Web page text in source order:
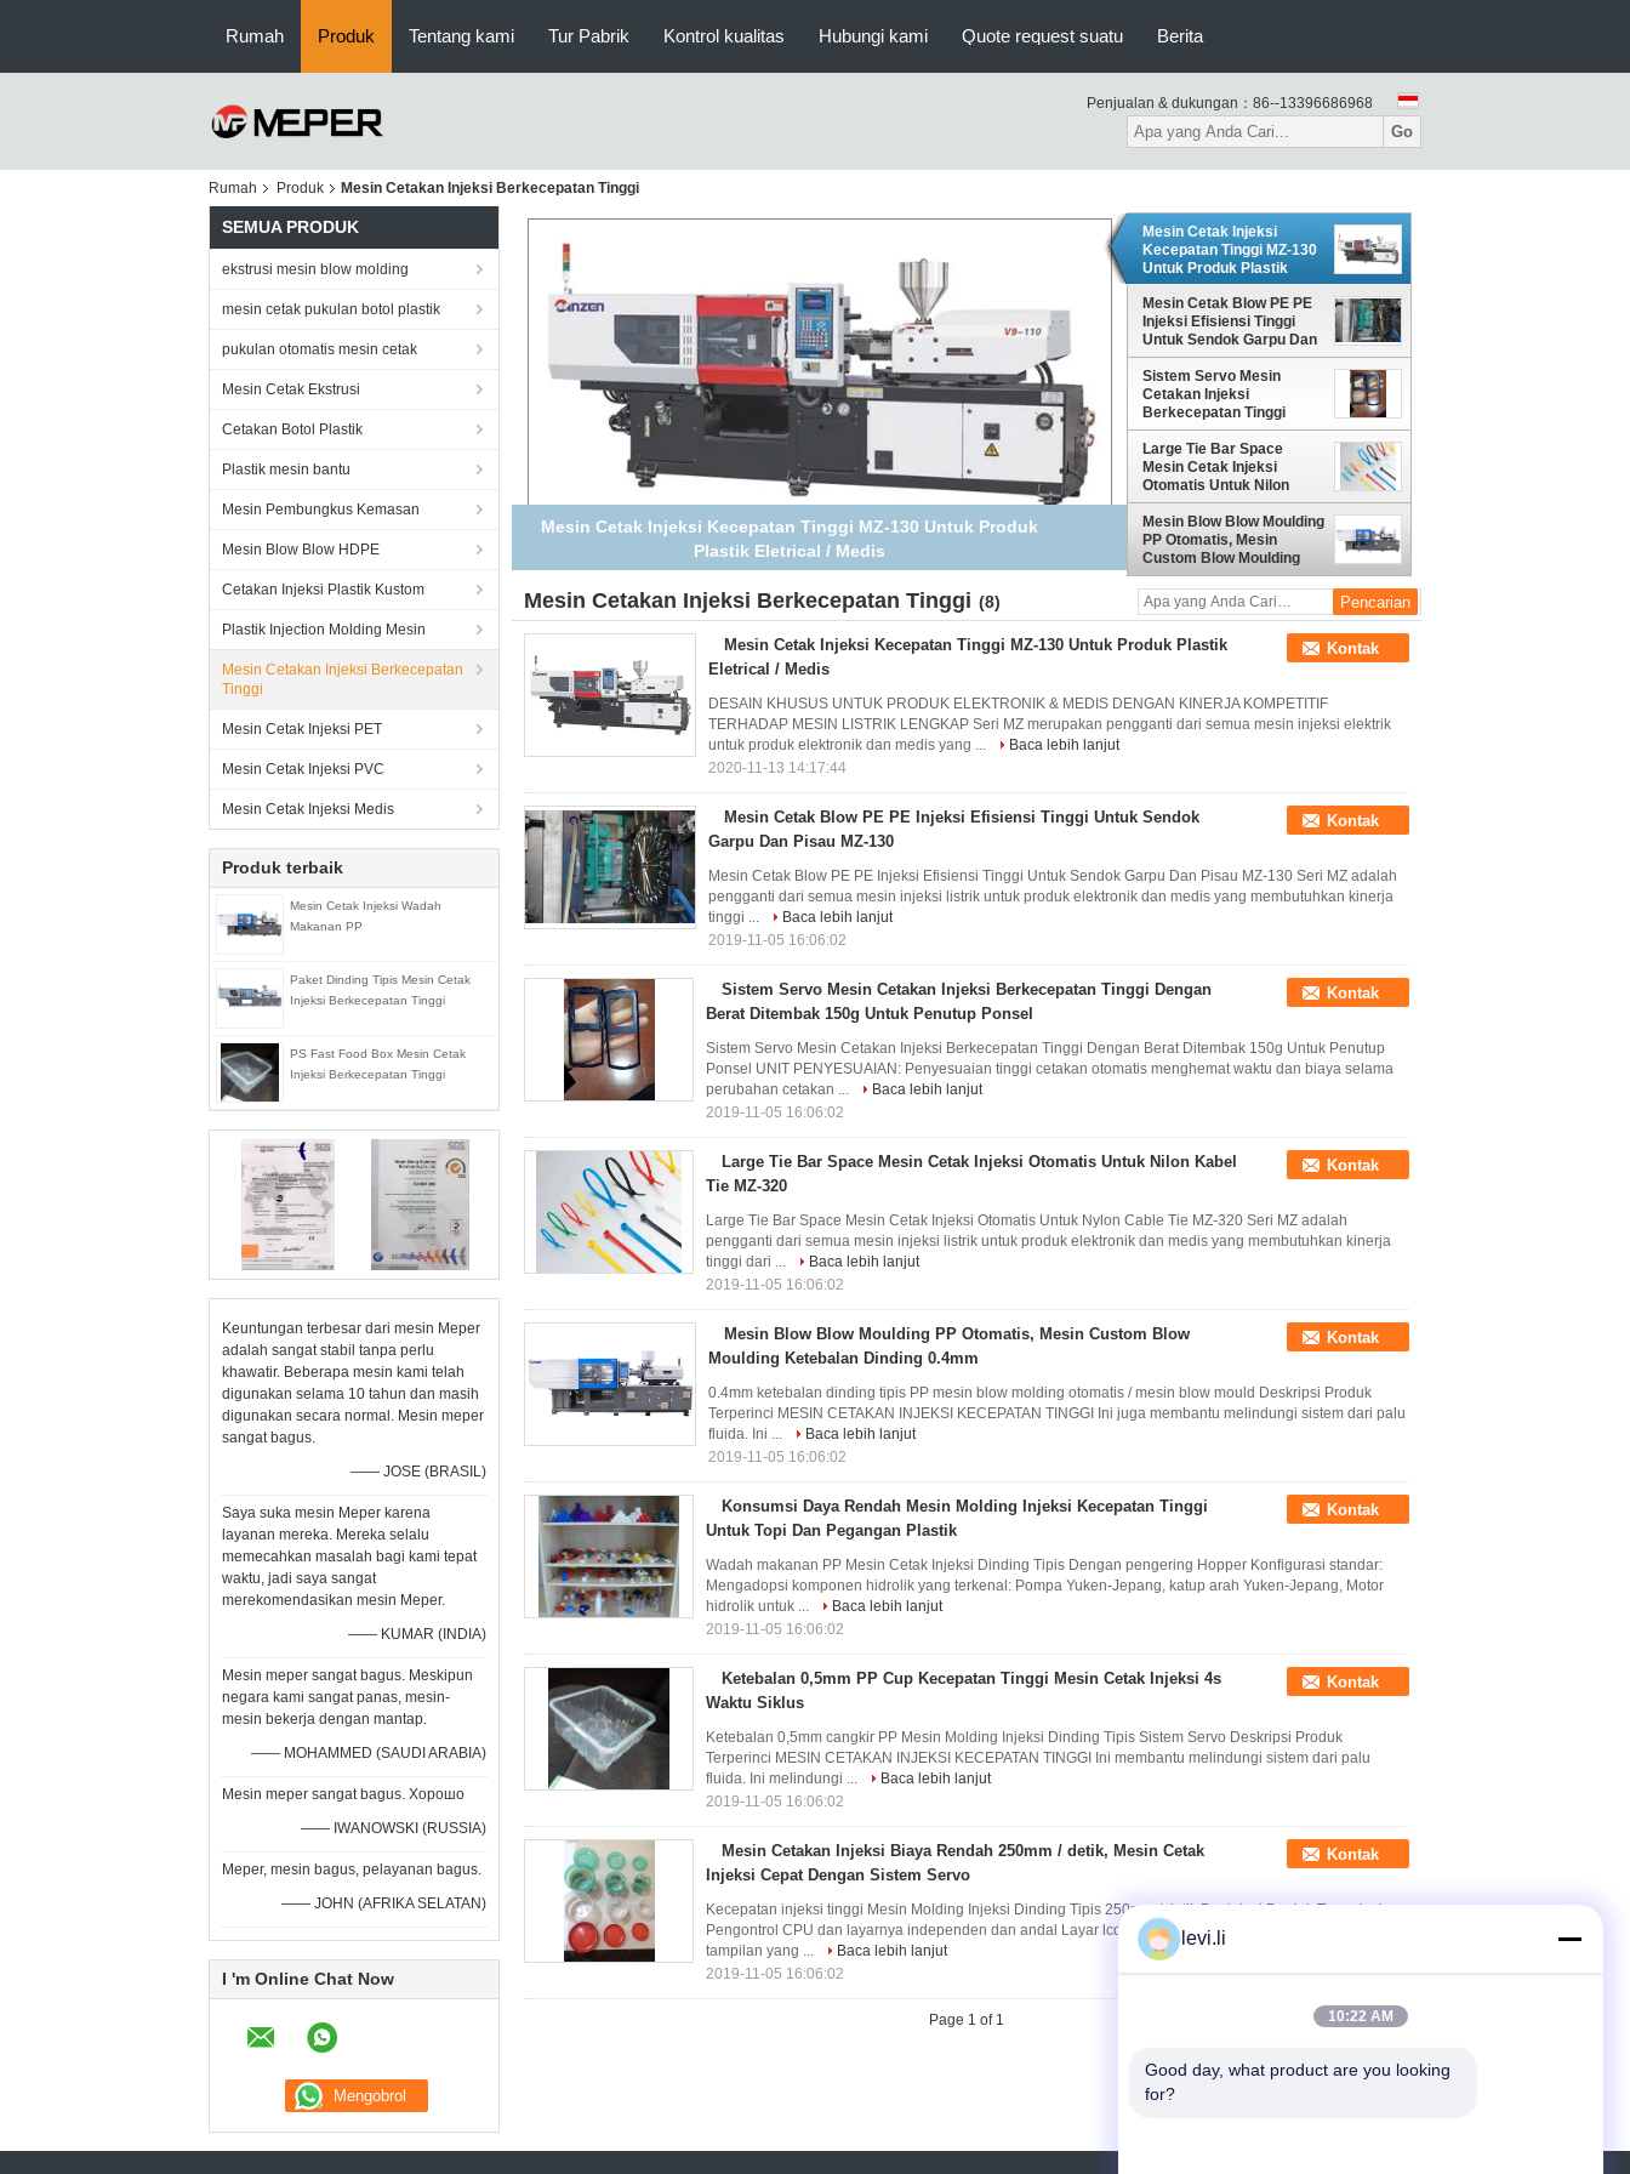
Rumah Produk Tentang kami Tur Pabrik Kontrol kualitas Hubungi kami Quote request suatu Berita
Penjualan & dukungan： 86--13396686968
Go
Rumah Produk Mesin Cetakan Injeksi Berkecepatan Tinggi
SEMUA PRODUK
ekstrusi mesin blow molding
mesin cetak pukulan botol plastik
pukulan otomatis mesin cetak
Mesin Cetak Ekstrusi
Cetakan Botol Plastik
Plastik mesin bantu
Mesin Pembungkus Kemasan
Mesin Blow Blow HDPE
Cetakan Injeksi Plastik Kustom
Plastik Injection Molding Mesin
Mesin Cetakan Injeksi Berkecepatan
Tinggi
Mesin Cetak Injeksi PET
Mesin Cetak Injeksi PVC
Mesin Cetak Injeksi Medis
Produk terbaik
Mesin Cetak Injeksi Wadah
Makanan PP
Paket Dinding Tipis Mesin Cetak
Injeksi Berkecepatan Tinggi
PS Fast Food Box Mesin Cetak
Injeksi Berkecepatan Tinggi
Keuntungan terbesar dari mesin Meper
adalah sangat stabil tanpa perlu
khawatir. Beberapa mesin kami telah
digunakan selama 10 tahun dan masih
digunakan secara normal. Mesin meper
sangat bagus.
—— JOSE (BRASIL)
Saya suka mesin Meper karena
layanan mereka. Mereka selalu
memecahkan masalah bagi kami tepat
waktu, jadi saya sangat
merekomendasikan mesin Meper.
—— KUMAR (INDIA)
Mesin meper sangat bagus. Meskipun
negara kami sangat panas, mesin-
mesin bekerja dengan mantap.
—— MOHAMMED (SAUDI ARABIA)
Mesin meper sangat bagus. Хорошо
—— IWANOWSKI (RUSSIA)
Meper, mesin bagus, pelayanan bagus.
—— JOHN (AFRIKA SELATAN)
I 'm Online Chat Now
Mesin Cetak Blow PE PE Injeksi Efisiensi Tinggi Untuk Sendok
Garpu Dan Pisau MZ-130
Mesin Cetak Injeksi
Kecepatan Tinggi MZ-130
Untuk Produk Plastik
Eletrical / Medis
Mesin Cetak Blow PE PE
Injeksi Efisiensi Tinggi
Untuk Sendok Garpu Dan
Pisau MZ-130
Sistem Servo Mesin
Cetakan Injeksi
Berkecepatan Tinggi
Dengan Berat Ditembak
150g Untuk Penutup
Ponsel
Large Tie Bar Space
Mesin Cetak Injeksi
Otomatis Untuk Nilon
Kabel Tie MZ-320
Mesin Blow Blow Moulding
PP Otomatis, Mesin
Custom Blow Moulding
Ketebalan Dinding 0.4mm
Mesin Cetakan Injeksi Berkecepatan Tinggi (8)
Mesin Cetak Injeksi Kecepatan Tinggi MZ-130 Untuk Produk Plastik
Eletrical / Medis
Kontak
DESAIN KHUSUS UNTUK PRODUK ELEKTRONIK & MEDIS DENGAN KINERJA KOMPETITIF
TERHADAP MESIN LISTRIK LENGKAP Seri MZ merupakan pengganti dari semua mesin injeksi elektrik
untuk produk elektronik dan medis yang ...
Baca lebih lanjut
2020-11-13 14:17:44
Mesin Cetak Blow PE PE Injeksi Efisiensi Tinggi Untuk Sendok
Garpu Dan Pisau MZ-130
Kontak
Mesin Cetak Blow PE PE Injeksi Efisiensi Tinggi Untuk Sendok Garpu Dan Pisau MZ-130 Seri MZ adalah
pengganti dari semua mesin injeksi listrik untuk produk elektronik dan medis yang membutuhkan kinerja
tinggi ...
Baca lebih lanjut
2019-11-05 16:06:02
Sistem Servo Mesin Cetakan Injeksi Berkecepatan Tinggi Dengan
Berat Ditembak 150g Untuk Penutup Ponsel
Kontak
Sistem Servo Mesin Cetakan Injeksi Berkecepatan Tinggi Dengan Berat Ditembak 150g Untuk Penutup
Ponsel UNIT PENYESUAIAN: Penyesuaian tinggi cetakan otomatis menghemat waktu dan biaya selama
perubahan cetakan ...
Baca lebih lanjut
2019-11-05 16:06:02
Large Tie Bar Space Mesin Cetak Injeksi Otomatis Untuk Nilon Kabel
Tie MZ-320
Kontak
Large Tie Bar Space Mesin Cetak Injeksi Otomatis Untuk Nylon Cable Tie MZ-320 Seri MZ adalah
pengganti dari semua mesin injeksi listrik untuk produk elektronik dan medis yang membutuhkan kinerja
tinggi dari ...
Baca lebih lanjut
2019-11-05 16:06:02
Mesin Blow Blow Moulding PP Otomatis, Mesin Custom Blow
Moulding Ketebalan Dinding 0.4mm
Kontak
0.4mm ketebalan dinding tipis PP mesin blow molding otomatis / mesin blow mould Deskripsi Produk
Terperinci MESIN CETAKAN INJEKSI KECEPATAN TINGGI Ini juga membantu melindungi sistem dari palu
fluida. Ini ...
Baca lebih lanjut
2019-11-05 16:06:02
Konsumsi Daya Rendah Mesin Molding Injeksi Kecepatan Tinggi
Untuk Topi Dan Pegangan Plastik
Kontak
Wadah makanan PP Mesin Cetak Injeksi Dinding Tipis Dengan pengering Hopper Konfigurasi standar:
Mengadopsi komponen hidrolik yang terkenal: Pompa Yuken-Jepang, katup arah Yuken-Jepang, Motor
hidrolik untuk ...
Baca lebih lanjut
2019-11-05 16:06:02
Ketebalan 0,5mm PP Cup Kecepatan Tinggi Mesin Cetak Injeksi 4s
Waktu Siklus
Kontak
Ketebalan 0,5mm cangkir PP Mesin Molding Injeksi Dinding Tipis Sistem Servo Deskripsi Produk
Terperinci MESIN CETAKAN INJEKSI KECEPATAN TINGGI Ini membantu melindungi sistem dari palu
fluida. Ini melindungi ...
Baca lebih lanjut
2019-11-05 16:06:02
Mesin Cetakan Injeksi Biaya Rendah 250mm / detik, Mesin Cetak
Injeksi Cepat Dengan Sistem Servo
Kontak
Kecepatan injeksi tinggi Mesin Molding Injeksi Dinding Tipis 250mm / detik Deskripsi Produk Terperinci
Pengontrol CPU dan layarnya independen dan andal Layar lcd berwarna yang besar meningkatkan
tampilan yang ...
Baca lebih lanjut
2019-11-05 16:06:02
Page 1 of 1
levi.li
10:22 AM
Good day, what product are you looking
for?